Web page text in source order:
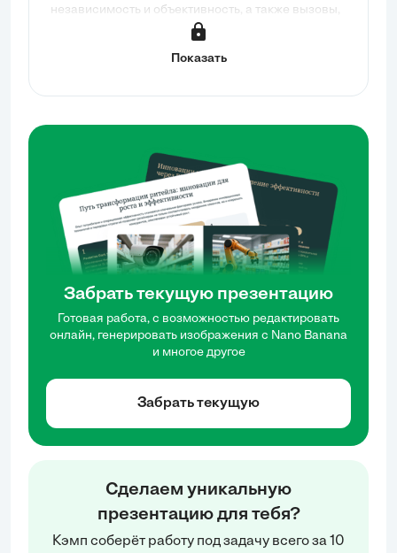
независимость и объективность, а также вызовы,
включая конфликты интересов и
способствует укреплению доверия общества к
Показать
Забрать текущую презентацию
Готовая работа, с возможностью редактировать
онлайн, генерировать изображения с Nano Banana
и многое другое
Забрать текущую
Сделаем уникальную
презентацию для тебя?
Кэмп соберёт работу под задачу всего за 10